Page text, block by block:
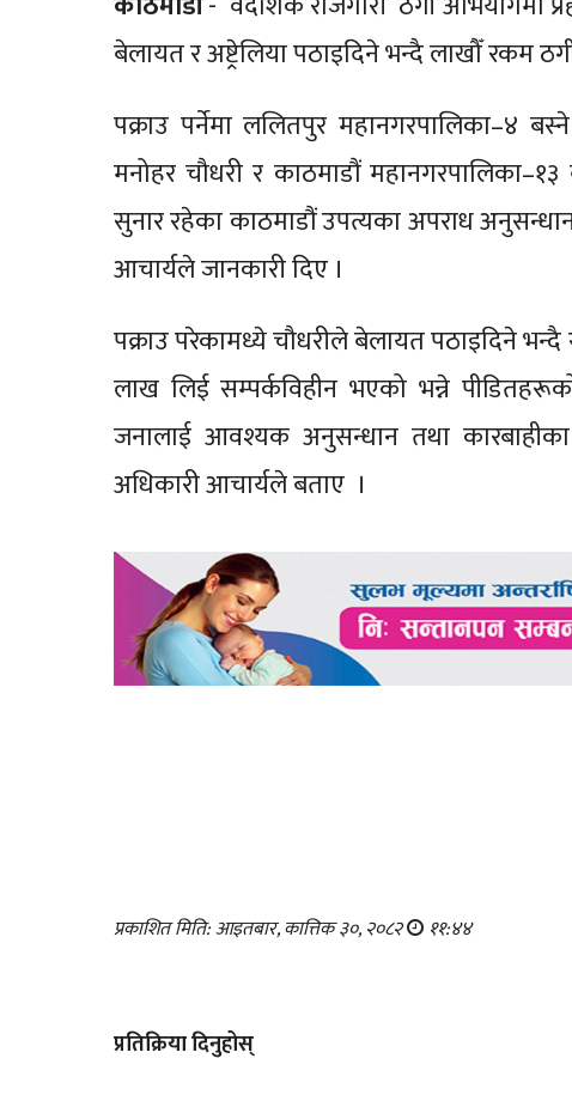
बेलायत र अष्ट्रेलिया पठाइदिने भन्दै लाखौँ रकम
पक्राउ पर्नेमा ललितपुर महानगरपालिका–४
मनोहर चौधरी र काठमाडौं
सुनार रहेका काठमाडौं उपत्यका अपराध
आचार्यले जानकारी दिए ।
पक्राउ परेकामध्ये चौधरीले बेलायत पठाइदिने
लाख लिई सम्पर्कविहीन भएको भन्ने
जनालाई आवश्यक अनुसन्धान तथा
अधिकारी आचार्यले बताए ।
प्रकाशित मिति: आइतबार, कात्तिक ३०, २०८२ ११:४४
प्रतिक्रिया दिनुहोस्